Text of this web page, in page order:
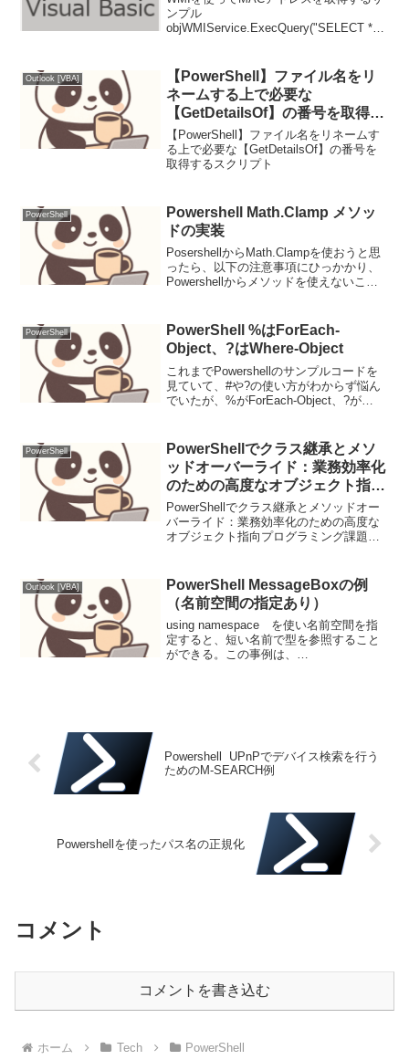
ンプル
objWMIService.ExecQuery("SELECT *
WHERE IPEnabled = True")...
Outlook [VBA]
【PowerShell】ファイル名をリ
ネームする上で必要な
【GetDetailsOf】の番号を取得す
るスクリプト
【PowerShell】ファイル名をリネームす
る上で必要な【GetDetailsOf】の番号を
取得するスクリプト
PowerShell
Powershell Math.Clamp メソッ
ドの実装
PosershellからMath.Clampを使おうと思
ったら、以下の注意事項にひっかかり、
Powershellからメソッドを使えないこと
プルを作成。C...
PowerShell
PowerShell %はForEach-
Object、?はWhere-Object
これまでPowershellのサンプルコードを
見ていて、#や?の使い方がわからず悩ん
でいたが、%がForEach-Object、?が
す。。 まず、get-al...
PowerShell
PowerShellでクラス継承とメソ
ッドオーバーライド：業務効率化
のための高度なオブジェクト指向
プログラミング
PowerShellでクラス継承とメソッドオー
バーライド：業務効率化のための高度な
オブジェクト指向プログラミング課題背
る必要がある場合、同じような処理を何
度も...
Outlook [VBA]
PowerShell MessageBoxの例
（名前空間の指定あり）
using namespace を使い名前空間を指
定すると、短い名前で型を参照すること
ができる。この事例は、
Powershell UPnPでデバイス検索を行う
ためのM-SEARCH例
Powershellを使ったパス名の正規化
コメント
コメントを書き込む
ホーム Tech PowerShell